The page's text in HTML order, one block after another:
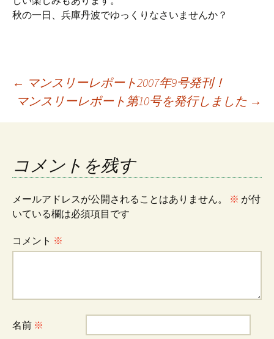
秋の一日、兵庫丹波でゆっくりなさいませんか？
投
稿
ナ
ビ
ゲ
シ
← マンスリーレポート2007年9号発刊！
マンスリーレポート第10号を発行しました →
コメントを残す
メールアドレスが公開されることはありません。 ※ が付
いている欄は必須項目です
コメント ※
名前 ※